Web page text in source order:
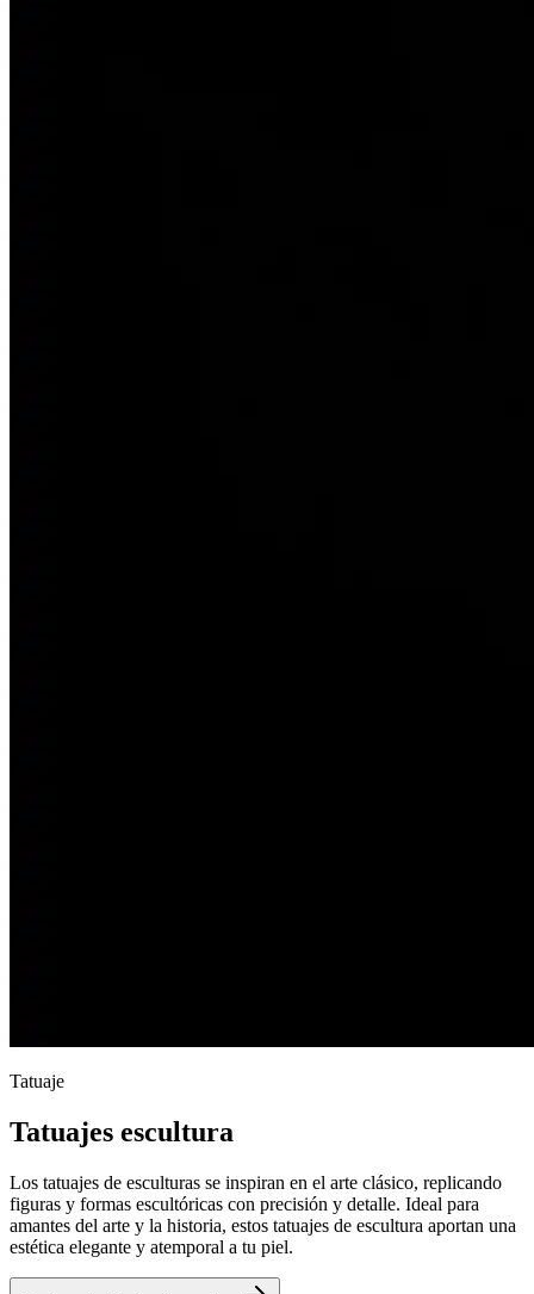
Tatuaje
Tatuajes escultura
Los tatuajes de esculturas se inspiran en el arte clásico, replicando
figuras y formas escultóricas con precisión y detalle. Ideal para
amantes del arte y la historia, estos tatuajes de escultura aportan una
estética elegante y atemporal a tu piel.